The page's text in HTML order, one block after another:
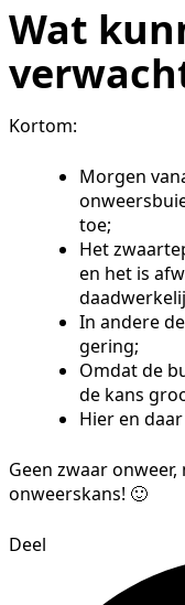
Wat
Kortom:
Morgen
toe;
Het
en het is
In andere
gering;
Omdat de
de kans
Hier en
Geen zwaar
onweerskans! 🙂
Deel